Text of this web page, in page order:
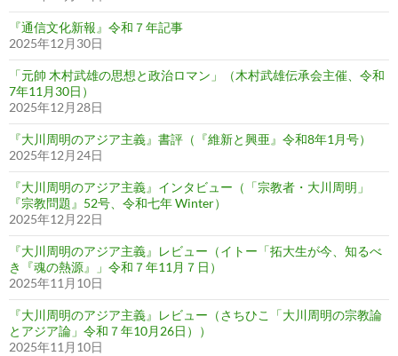
『通信文化新報』令和７年記事
2025年12月30日
「元帥 木村武雄の思想と政治ロマン」（木村武雄伝承会主催、令和
7年11月30日）
2025年12月28日
『大川周明のアジア主義』書評（『維新と興亜』令和8年1月号）
2025年12月24日
『大川周明のアジア主義』インタビュー（「宗教者・大川周明」
『宗教問題』52号、令和七年 Winter）
2025年12月22日
『大川周明のアジア主義』レビュー（イトー「拓大生が今、知るべ
き『魂の熱源』」令和７年11月７日）
2025年11月10日
『大川周明のアジア主義』レビュー（さちひこ「大川周明の宗教論
とアジア論」令和７年10月26日））
2025年11月10日